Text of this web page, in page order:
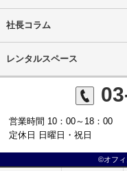
社長コラム
レンタルスペース
営業時間 10：00～18：00
定休日 日曜日・祝日
©オフィ